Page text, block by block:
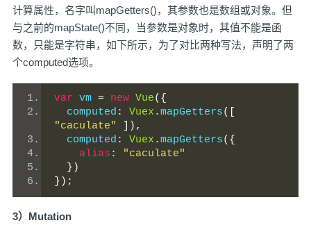
计算属性，名字叫mapGetters()，其参数也是数组或对象。但
与之前的mapState()不同，当参数是对象时，其值不能是函
数，只能是字符串，如下所示，为了对比两种写法，声明了两
个computed选项。
var vm = new Vue({
  computed
: Vuex .mapGetters([
"caculate"
]),
  computed
: Vuex .mapGetters({
alias :
"caculate"
})
});
3）Mutation